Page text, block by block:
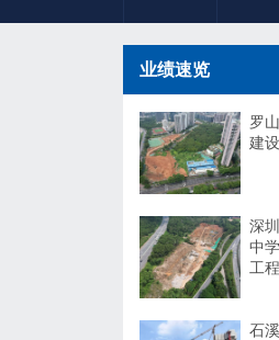
业绩速览
罗
建
深
中
工程
石